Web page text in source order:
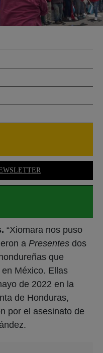
“Xiomara nos puso
a Presentes dos
que
México. Ellas
de 2022 en la
de Honduras,
por el asesinato de